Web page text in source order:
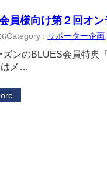
員様向け第２回オ
Category :サポーター企画,
ズンのBLUES会員特典
はメ…